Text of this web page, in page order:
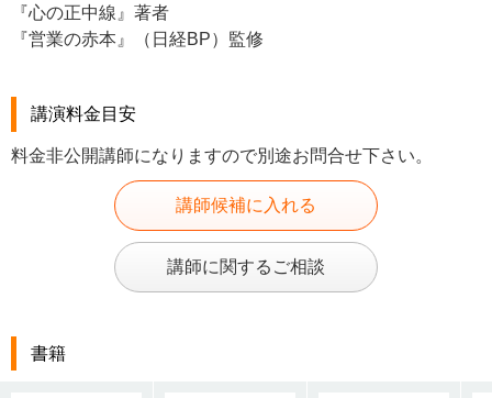
『心の正中線』著者
『営業の赤本』（日経BP）監修
講演料金目安
料金非公開講師になりますので別途お問合せ下さい。
講師候補に入れる
講師に関するご相談
書籍